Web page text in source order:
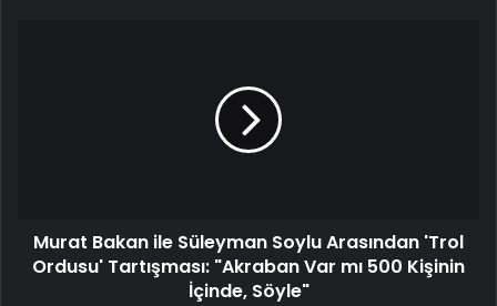
Murat Bakan ile Süleyman Soylu Arasından 'Trol
Ordusu' Tartışması: "Akraban Var mı 500 Kişinin
İçinde, Söyle"